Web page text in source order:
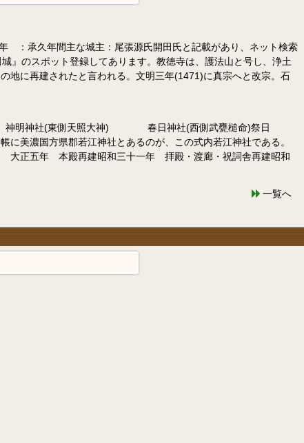
承久年間主な城主：尾張源氏開田氏と記載があり、ネット検索
』のスポット登録してあります。教徳寺は、護法山と号し、浄土
地に再建されたと言われる。文明三年(1471)に真宗へと改宗。石
神明神社(東側天照大神) 春日神社(西側武甕槌命)祭日
国方県郡若江神社とあるのが、この式内若江神社である。
正五年 本殿再建昭和三十一年 拝殿・渡廊・祝詞舎再建昭和
一覧へ